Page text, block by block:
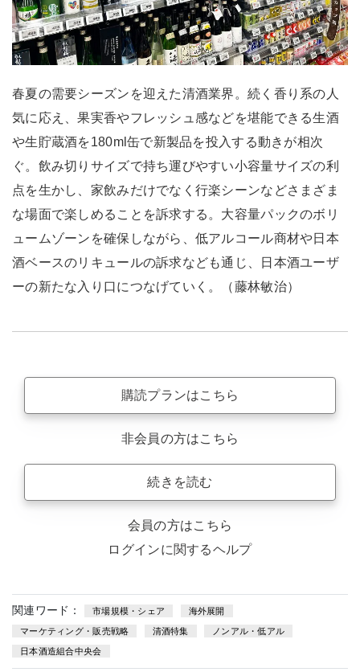
春夏の需要シーズンを迎えた清酒業界。続く香り系の人
気に応え、果実香やフレッシュ感などを堪能できる生酒
や生貯蔵酒を180ml缶で新製品を投入する動きが相次
ぐ。飲み切りサイズで持ち運びやすい小容量サイズの利
点を生かし、家飲みだけでなく行楽シーンなどさまざま
な場面で楽しめることを訴求する。大容量パックのボリ
ュームゾーンを確保しながら、低アルコール商材や日本
酒ベースのリキュールの訴求なども通じ、日本酒ユーザ
ーの新たな入り口につなげていく。（藤林敏治）
購読プランはこちら
非会員の方はこちら
続きを読む
会員の方はこちら
ログインに関するヘルプ
関連ワード： 市場規模・シェア 海外展開
マーケティング・販売戦略 清酒特集 ノンアル・低アル
日本酒造組合中央会